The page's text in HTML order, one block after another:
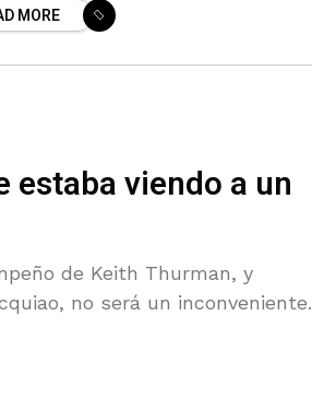
Richard Commey lo noqueó
MORE
estaba viendo a un
de Keith Thurman, y
no será un inconveniente.